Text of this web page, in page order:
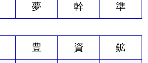
夢 幹 準
豊 資 鉱